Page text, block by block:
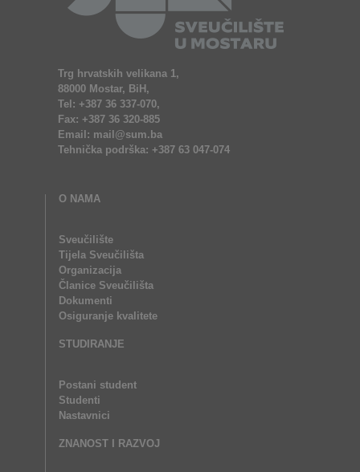
Trg hrvatskih velikana 1,
88000 Mostar, BiH,
Tel: +387 36 337-070,
Fax: +387 36 320-885
Email: mail@sum.ba
Tehnička podrška: +387 63 047-074
O NAMA
Sveučilište
Tijela Sveučilišta
Organizacija
Članice Sveučilišta
Dokumenti
Osiguranje kvalitete
STUDIRANJE
Postani student
Studenti
Nastavnici
ZNANOST I RAZVOJ